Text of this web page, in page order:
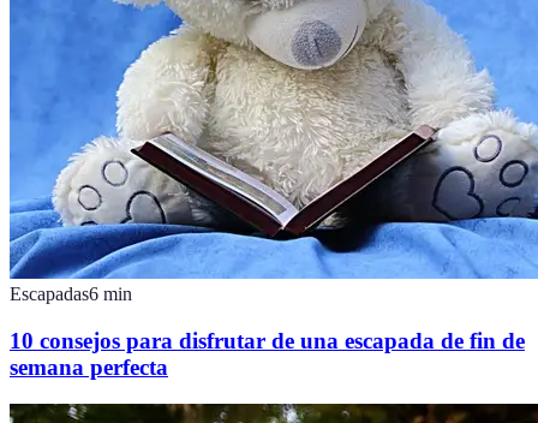
Escapadas6 min
10 consejos para disfrutar de una escapada de fin de
semana perfecta